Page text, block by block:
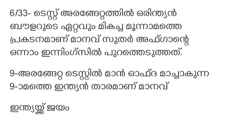
6/33- ടെസ്റ്റ് അരങ്ങേറ്റത്തിൽ ഒരിന്ത്യൻ
ബൗളറുടെ ഏറ്റവും മികച്ച മൂന്നാമത്തെ
പ്രകടനമാണ് മാനവ് സുതർ അഫ്ഗാന്റെ
ഒന്നാം ഇന്നിംഗ്സിൽ പുറത്തെടുത്തത്.
9-അരങ്ങേറ്റ ടെസ്റ്റിൽ മാൻ ഓഫ്ദ മാച്ചാകുന്ന
9-ാമത്തെ ഇന്ത്യൻ താരമാണ് മാനവ്
ഇന്ത്യയ്ക്ക് ജയം